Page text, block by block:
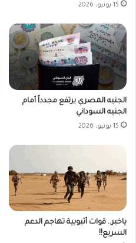
15 يونيو، 2026
الجنيه المصري يرتفع مجدداً أمام
الجنيه السوداني
15 يونيو، 2026
ياخبر.. قوات أثيوبية تهاجم الدعم
السريع!!